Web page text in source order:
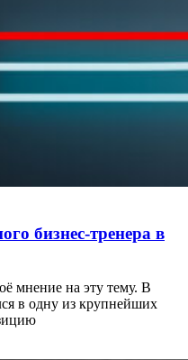
бизнес-тренера в
мнение на эту тему. В
в одну из крупнейших